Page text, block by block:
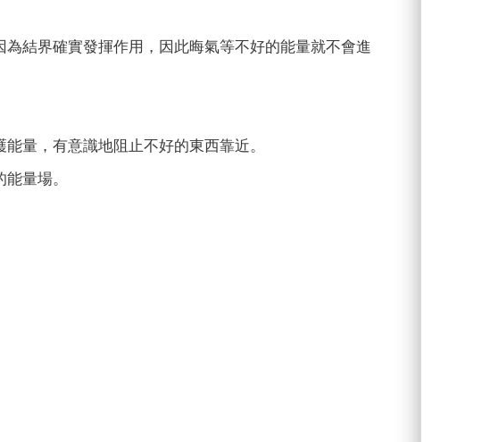
結界確實發揮作用，因此晦氣等不好的能量就不會進
量，有意識地阻止不好的東西靠近。
量場。